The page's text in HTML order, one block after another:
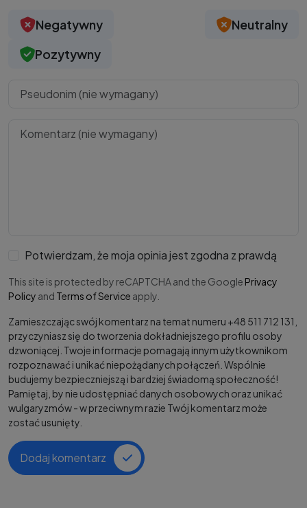
Negatywny
Neutralny
Pozytywny
Potwierdzam, że moja opinia jest zgodna z prawdą
This site is protected by reCAPTCHA and the Google Privacy
Policy and Terms of Service apply.
Zamieszczając swój komentarz na temat numeru +48 511 712 131,
przyczyniasz się do tworzenia dokładniejszego profilu osoby
dzwoniącej. Twoje informacje pomagają innym użytkownikom
rozpoznawać i unikać niepożądanych połączeń. Wspólnie
budujemy bezpieczniejszą i bardziej świadomą społeczność!
Pamiętaj, by nie udostępniać danych osobowych oraz unikać
wulgaryzmów - w przeciwnym razie Twój komentarz może
zostać usunięty.
Dodaj komentarz